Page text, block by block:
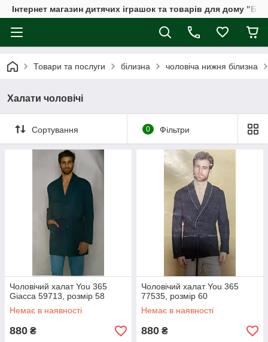
Інтернет магазин дитячих іграшок та товарів для дому
Товари та послуги білизна чоловіча нижня білизна
Халати чоловічі
Сортування 0 Фільтри
Чоловічий халат You 365
Giacca 59713, розмір 58
Немає в наявності
880 ₴
Чоловічий халат You 365
77535, розмір 60
Немає в наявності
880 ₴